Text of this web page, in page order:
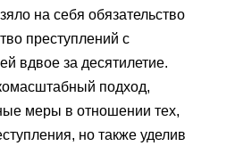
на себя обязательство
преступлений с
вдвое за десятилетие.
подход,
меры в отношении тех,
но также уделив